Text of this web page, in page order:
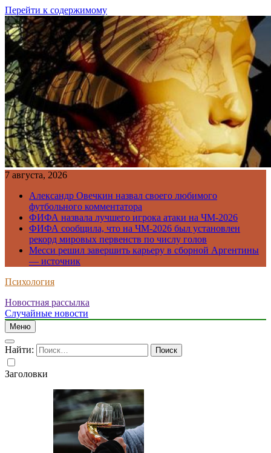
Перейти к содержимому
7 августа, 2026
Александр Овечкин назвал своего любимого
футбольного комментатора
ФИФА назвала лучшего игрока атаки на ЧМ-2026
ФИФА сообщила, что на ЧМ-2026 был установлен
рекорд мировых первенств по числу голов
Месси решил завершить карьеру в сборной Аргентины
— источник
Психология
Новостная рассылка
Случайные новости
Меню
Найти:
Заголовки